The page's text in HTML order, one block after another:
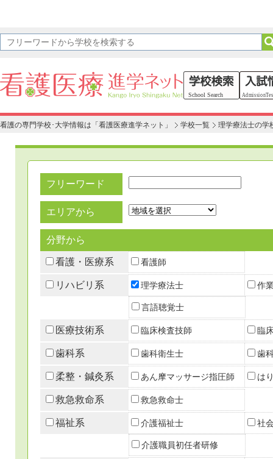
看護の専門学校･大学情報は「看護医療進学ネット」 学校一覧 理学療法士の学
フリーワード
エリアから
分野から
看護・医療系 看護師
リハビリ系 理学療法士 作
言語聴覚士
医療技術系 臨床検査技師 臨
歯科系 歯科衛生士 歯
柔整・鍼灸系 あん摩マッサージ指圧師 は
救急救命系 救急救命士
福祉系 介護福祉士 社
介護職員初任者研修